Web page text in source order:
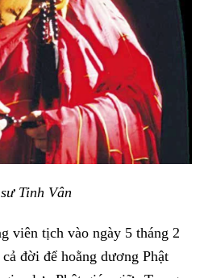
Tinh Vân
viên tịch vào ngày 5 tháng 2
đời để hoằng dương Phật